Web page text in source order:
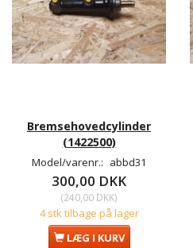
Bremsehovedcylinder
(1422500)
Model/varenr.: abbd31
300,00 DKK
(240,00 DKK)
4 stk tilbage på lager
LÆG I KURV